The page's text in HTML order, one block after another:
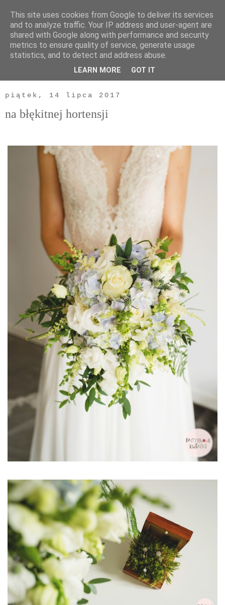
piątek, 14 lipca 2017
na błękitnej hortensji
This site uses cookies from Google to deliver its services
and to analyze traffic. Your IP address and user-agent are
shared with Google along with performance and security
metrics to ensure quality of service, generate usage
statistics, and to detect and address abuse.
LEARN MORE GOT IT